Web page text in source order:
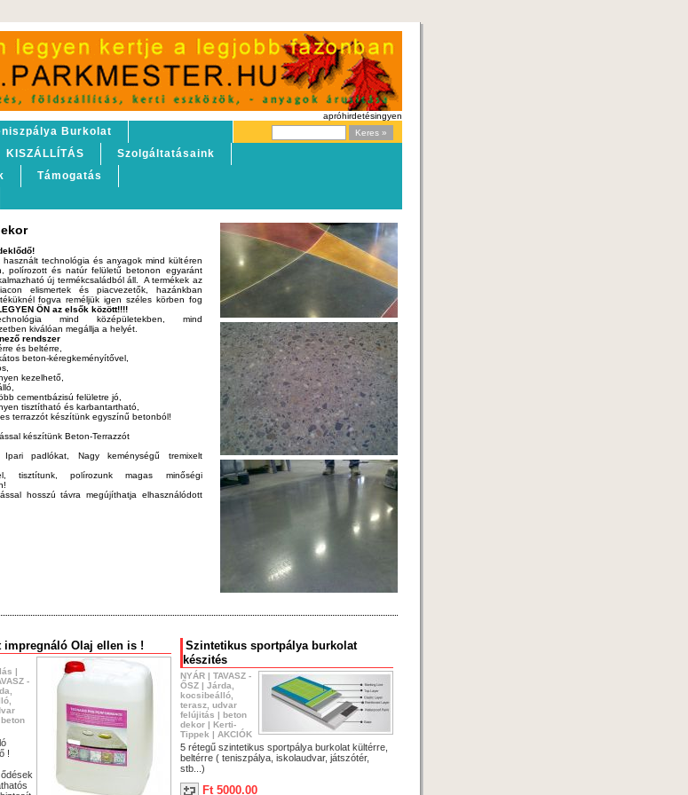
apróhirdetésingyen
Burkolat
KISZÁLLÍTÁS
Szolgáltatásaink
Támogatás
használt technológia és anyagok mind kültéren
polírozott és natúr felületű betonon egyaránt
új termékcsaládból áll. A termékek az
elismertek és piacvezetők, hazánkban
fogva reméljük igen széles körben fog
ÖN az elsők között!!!!
mind középületekben, mind
kiválóan megállja a helyét.
rendszer
és beltérre,
beton-kéregkeményítővel,
kezelhető,
cementbázisú felületre jó,
tisztítható és karbantartható,
terrazzót készítünk egyszínű betonból!
készítünk Beton-Terrazzót
Ipari padlókat, Nagy keménységű tremixelt
tisztítunk, polírozunk magas minőségi
hosszú távra megújíthatja elhasználódott
impregnáló Olaj ellen is !
|
-
beton
!
Szintetikus sportpálya burkolat
készités
NYÁR| TAVASZ -
ŐSZ| Járda,
kocsibeálló,
terasz, udvar
felújitás | beton
dekor| Kerti-
Tippek | AKCIÓK
5 rétegű szintetikus sportpálya burkolat kültérre,
beltérre ( teniszpálya, iskolaudvar, játszótér,
stb...)
Ft 5000.00